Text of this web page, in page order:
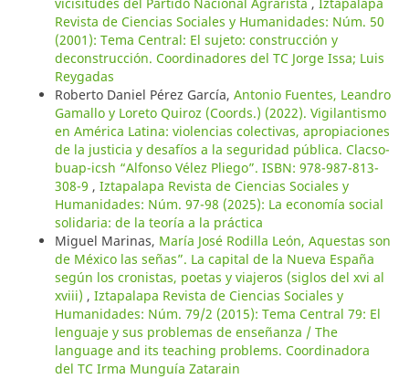
Revista de Ciencias Sociales y Humanidades: Núm. 50
(2001): Tema Central: El sujeto: construcción y
deconstrucción. Coordinadores del TC Jorge Issa; Luis
Reygadas
Roberto Daniel Pérez García, Antonio Fuentes, Leandro
Gamallo y Loreto Quiroz (Coords.) (2022). Vigilantismo
en América Latina: violencias colectivas, apropiaciones
de la justicia y desafíos a la seguridad pública. Clacso-
buap-icsh “Alfonso Vélez Pliego”. ISBN: 978-987-813-
308-9 , Iztapalapa Revista de Ciencias Sociales y
Humanidades: Núm. 97-98 (2025): La economía social
solidaria: de la teoría a la práctica
Miguel Marinas, María José Rodilla León, Aquestas son
de México las señas”. La capital de la Nueva España
según los cronistas, poetas y viajeros (siglos del xvi al
xviii) , Iztapalapa Revista de Ciencias Sociales y
Humanidades: Núm. 79/2 (2015): Tema Central 79: El
lenguaje y sus problemas de enseñanza / The
language and its teaching problems. Coordinadora
del TC Irma Munguía Zatarain